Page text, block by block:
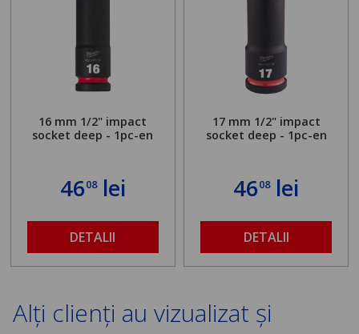
16 mm 1/2" impact
socket deep - 1pc-en
4608lei
DETALII
17 mm 1/2" impact
socket deep - 1pc-en
4608lei
DETALII
Alți clienți au vizualizat și